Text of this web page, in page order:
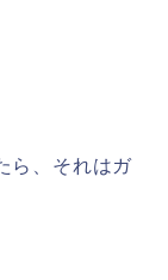
ら、それはガ